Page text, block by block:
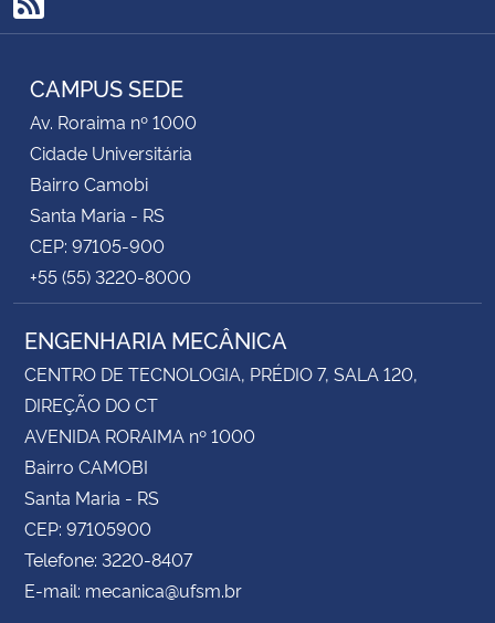
RSS
CAMPUS SEDE
Av. Roraima nº 1000
Cidade Universitária
Bairro Camobi
Santa Maria - RS
CEP: 97105-900
+55 (55) 3220-8000
ENGENHARIA MECÂNICA
CENTRO DE TECNOLOGIA, PRÉDIO 7, SALA 120,
DIREÇÃO DO CT
AVENIDA RORAIMA nº 1000
Bairro CAMOBI
Santa Maria - RS
CEP: 97105900
Telefone: 3220-8407
E-mail: mecanica@ufsm.br